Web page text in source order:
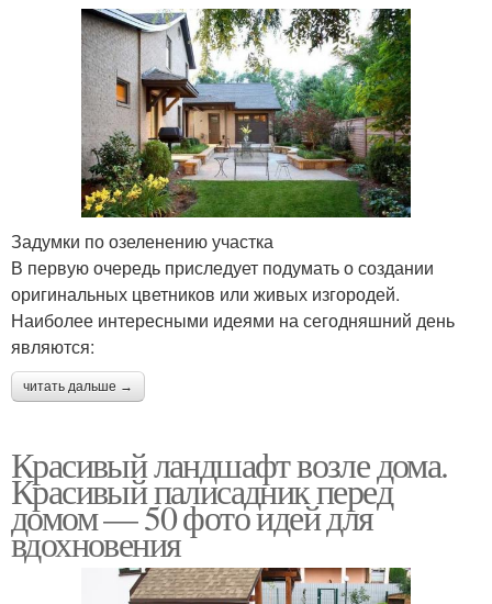
Задумки по озеленению участка
В первую очередь приследует подумать о создании
оригинальных цветников или живых изгородей.
Наиболее интересными идеями на сегодняшний день
являются:
читать дальше →
Красивый ландшафт возле дома.
Красивый палисадник перед
домом — 50 фото идей для
вдохновения